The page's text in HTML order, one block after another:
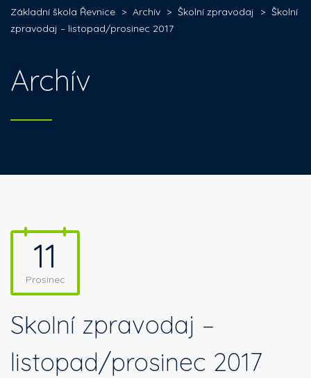
Základní škola Řevnice > Archív > Školní zpravodaj > Školní
zpravodaj – listopad/prosinec 2017
Archív
11
Prosinec
Školní zpravodaj –
listopad/prosinec 2017